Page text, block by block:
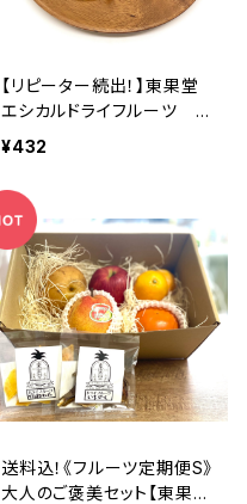
【リピーター続出！】東果堂
エシカルドライフルーツ マ
ンゴー
¥432
送料込！《フルーツ定期便S》
大人のご褒美セット【東果堂